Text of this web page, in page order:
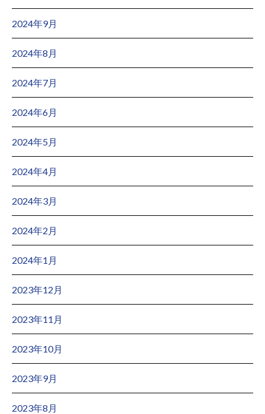
2024年9月
2024年8月
2024年7月
2024年6月
2024年5月
2024年4月
2024年3月
2024年2月
2024年1月
2023年12月
2023年11月
2023年10月
2023年9月
2023年8月